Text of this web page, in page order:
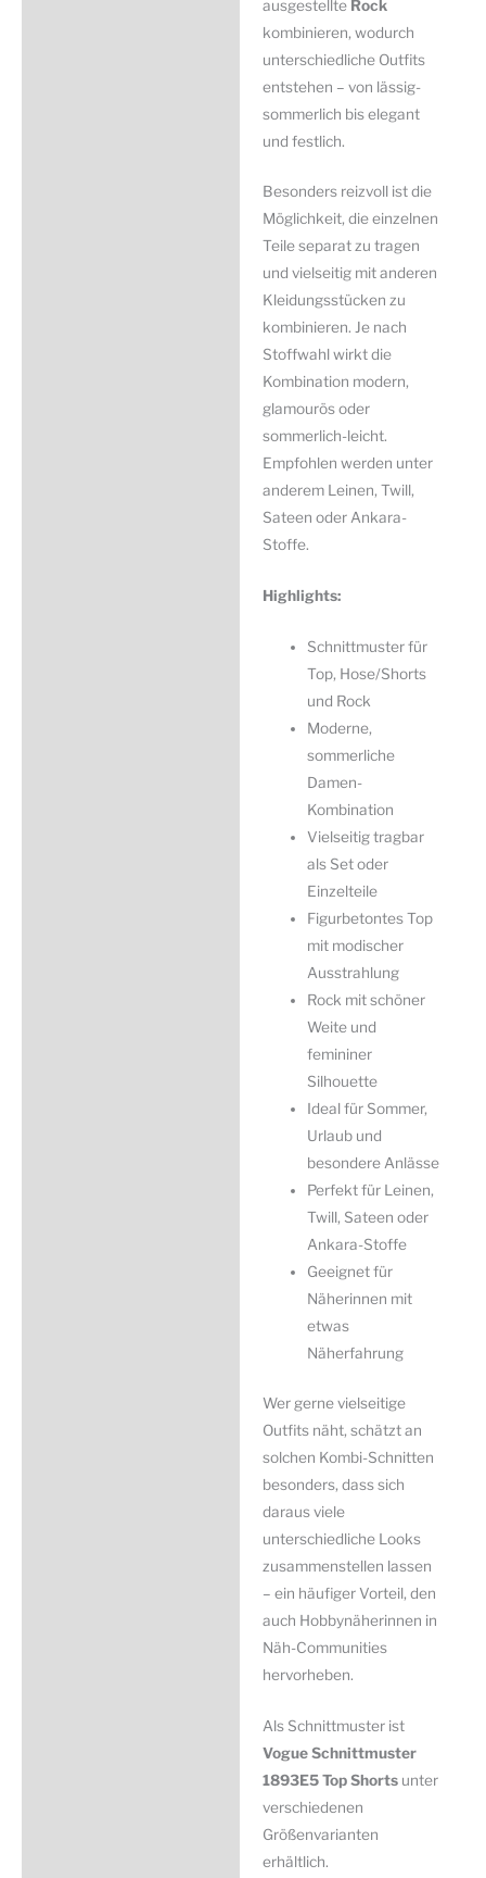
ausgestellte Rock
kombinieren, wodurch
unterschiedliche Outfits
entstehen – von lässig-
sommerlich bis elegant
und festlich.
Besonders reizvoll ist die
Möglichkeit, die einzelnen
Teile separat zu tragen
und vielseitig mit anderen
Kleidungsstücken zu
kombinieren. Je nach
Stoffwahl wirkt die
Kombination modern,
glamourös oder
sommerlich-leicht.
Empfohlen werden unter
anderem Leinen, Twill,
Sateen oder Ankara-
Stoffe.
Highlights:
Schnittmuster für
Top, Hose/Shorts
und Rock
Moderne,
sommerliche
Damen-
Kombination
Vielseitig tragbar
als Set oder
Einzelteile
Figurbetontes Top
mit modischer
Ausstrahlung
Rock mit schöner
Weite und
femininer
Silhouette
Ideal für Sommer,
Urlaub und
besondere Anlässe
Perfekt für Leinen,
Twill, Sateen oder
Ankara-Stoffe
Geeignet für
Näherinnen mit
etwas
Näherfahrung
Wer gerne vielseitige
Outfits näht, schätzt an
solchen Kombi-Schnitten
besonders, dass sich
daraus viele
unterschiedliche Looks
zusammenstellen lassen
– ein häufiger Vorteil, den
auch Hobbynäherinnen in
Näh-Communities
hervorheben.
Als Schnittmuster ist
Vogue Schnittmuster
1893E5 Top Shortsunter
verschiedenen
Größenvarianten
erhältlich.